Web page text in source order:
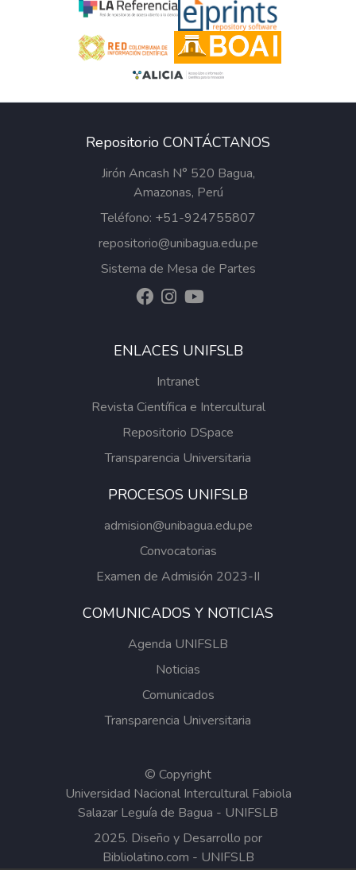
Repositorio CONTÁCTANOS
Jirón Ancash N° 520 Bagua,
Amazonas, Perú
Teléfono: +51-924755807
repositorio@unibagua.edu.pe
Sistema de Mesa de Partes
ENLACES UNIFSLB
Intranet
Revista Científica e Intercultural
Repositorio DSpace
Transparencia Universitaria
PROCESOS UNIFSLB
admision@unibagua.edu.pe
Convocatorias
Examen de Admisión 2023-II
COMUNICADOS Y NOTICIAS
Agenda UNIFSLB
Noticias
Comunicados
Transparencia Universitaria
© Copyright
Universidad Nacional Intercultural Fabiola
Salazar Leguía de Bagua - UNIFSLB
2025. Diseño y Desarrollo por
Bibliolatino.com - UNIFSLB